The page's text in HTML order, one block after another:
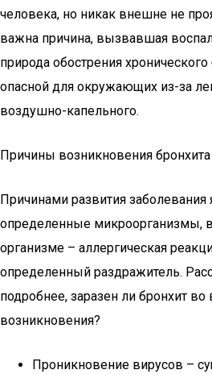
человека, но никак внешне не
важна причина, вызвавшая
природа обострения
опасной для окружающих из-за
воздушно-капельного.
Причины возникновения бронхита
Причинами развития заболевания
определенные микроорганизмы,
организме – аллергическая
определенный раздражитель.
подробнее, заразен ли бронхит во
возникновения?
Проникновение вирусов –